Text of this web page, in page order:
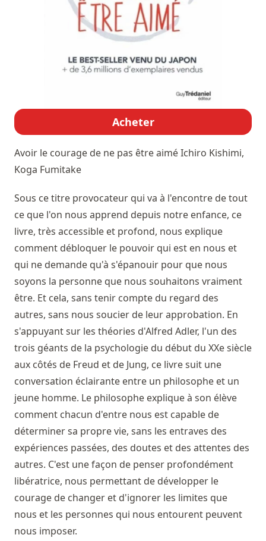
Acheter
Avoir le courage de ne pas être aiméIchiro Kishimi,
Koga Fumitake
Sous ce titre provocateur qui va à l'encontre de tout
ce que l'on nous apprend depuis notre enfance, ce
livre, très accessible et profond, nous explique
comment débloquer le pouvoir qui est en nous et
qui ne demande qu'à s'épanouir pour que nous
soyons la personne que nous souhaitons vraiment
être. Et cela, sans tenir compte du regard des
autres, sans nous soucier de leur approbation. En
s'appuyant sur les théories d'Alfred Adler, l'un des
trois géants de la psychologie du début du XXe siècle
aux côtés de Freud et de Jung, ce livre suit une
conversation éclairante entre un philosophe et un
jeune homme. Le philosophe explique à son élève
comment chacun d'entre nous est capable de
déterminer sa propre vie, sans les entraves des
expériences passées, des doutes et des attentes des
autres. C'est une façon de penser profondément
libératrice, nous permettant de développer le
courage de changer et d'ignorer les limites que
nous et les personnes qui nous entourent peuvent
nous imposer.